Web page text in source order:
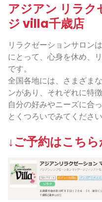
アジアン リラク
ジ villa千歳店
リラクゼーションサロン
にとって、心身を休め、
です。
全国各地には、さまざま
ンがあり、それぞれに特
自分の好みやニーズに合
とくつろいでみてください
↓ご予約はこちら